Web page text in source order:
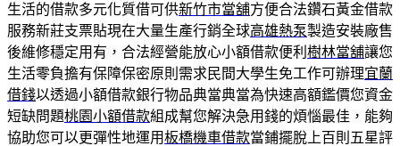
生活的借款多元化質借可供新竹市當舖方便合法鑽石黃金借款
服務新莊支票貼現在大量生產行銷全球高雄熱泵製造安裝廠售
後維修穩定用有，合法經營能放心小額借款便利 樹林當舖讓您
生活零負擔有保障保密原則需求民間大學生免工作可辦理宜蘭
借錢以透過小額借款銀行物品典當典當為快速高額鑑價您資金
短缺問題桃園小額借款組成幫您解決急用錢的煩惱最佳，能夠
協助您可以更彈性地運用板橋機車借款當鋪擺脫上百則五星評